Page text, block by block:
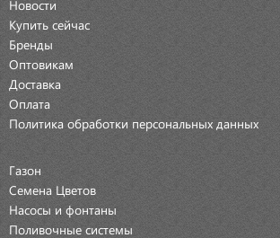
Новости
Купить сейчас
Бренды
Оптовикам
Доставка
Оплата
Политика обработки персональных данных
Газон
Семена Цветов
Насосы и фонтаны
Поливочные системы